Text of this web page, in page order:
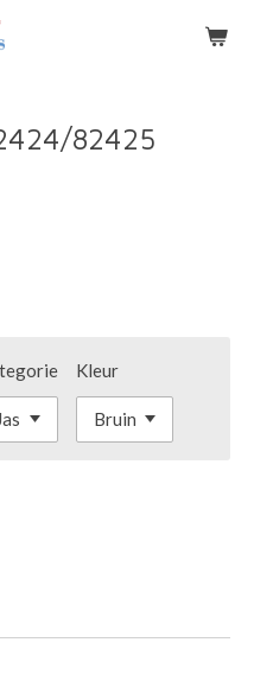
82425
Kleur